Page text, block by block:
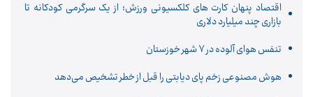
اقتصاد پنهان کارت های کلکسیونی ورزش؛ از یک سرگرمی کودکانه تا
بازاری چند میلیارد دلاری
تنفس هوای آلوده در ۷ شهر خوزستان
هوش مصنوعی زخم پای دیابتی را قبل از خطر تشخیص می‌دهد